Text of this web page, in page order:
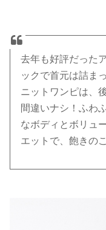
去年も好評だった
ックで首元は詰ま
ニットワンピは、
間違いナシ！ふわ
なボディとボリュ
エットで、飽きの